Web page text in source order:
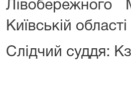
Київській
Слідчий суддя: